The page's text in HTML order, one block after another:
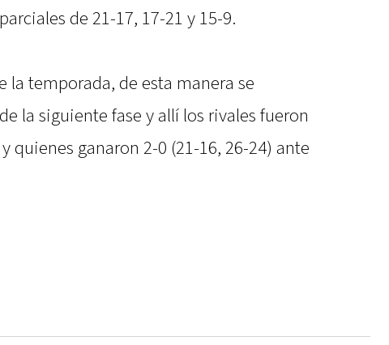
de 21-17, 17-21 y 15-9.
la temporada, de esta manera se
la siguiente fase y allí los rivales fueron
quienes ganaron 2-0 (21-16, 26-24) ante